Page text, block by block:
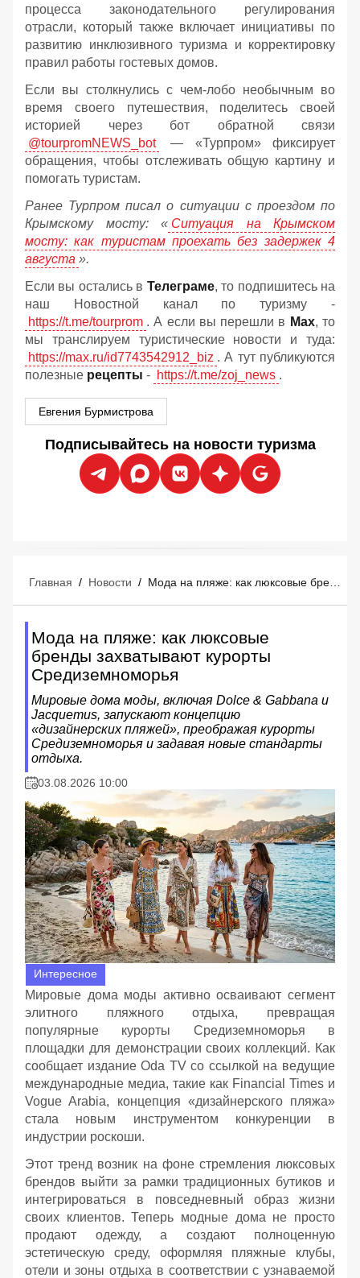
процесса законодательного регулирования
отрасли, который также включает инициативы по
развитию инклюзивного туризма и корректировку
правил работы гостевых домов.
Если вы столкнулись с чем-лобо необычным во
время своего путешествия, поделитесь своей
историей через бот обратной связи
@tourpromNEWS_bot
— «Турпром» фиксирует
обращения, чтобы отслеживать общую картину и
помогать туристам.
Ранее Турпром писал о ситуации с проездом по
Крымскому мосту: « Ситуация на Крымском
мосту: как туристам проехать без задержек 4
августа ».
Если вы остались в Телеграме, то подпишитесь на
наш Новостной канал по туризму -
https://t.me/tourprom . А если вы перешли в Мах, то
мы транслируем туристические новости и туда:
https://max.ru/id7743542912_biz . А тут публикуются
полезные рецепты - https://t.me/zoj_news .
Евгения Бурмистрова
Подписывайтесь на новости туризма
Главная / Новости / Мода на пляже: как люксовые бренды захватывают курорты Средиземноморья
Мода на пляже: как люксовые
бренды захватывают курорты
Средиземноморья
Мировые дома моды, включая Dolce & Gabbana и
Jacquemus, запускают концепцию
«дизайнерских пляжей», преображая курорты
Средиземноморья и задавая новые стандарты
отдыха.
03.08.2026 10:00
Интересное
Мировые дома моды активно осваивают сегмент
элитного пляжного отдыха, превращая
популярные курорты Средиземноморья в
площадки для демонстрации своих коллекций. Как
сообщает издание Oda TV со ссылкой на ведущие
международные медиа, такие как Financial Times и
Vogue Arabia, концепция «дизайнерского пляжа»
стала новым инструментом конкуренции в
индустрии роскоши.
Этот тренд возник на фоне стремления люксовых
брендов выйти за рамки традиционных бутиков и
интегрироваться в повседневный образ жизни
своих клиентов. Теперь модные дома не просто
продают одежду, а создают полноценную
эстетическую среду, оформляя пляжные клубы,
отели и зоны отдыха в соответствии с узнаваемой